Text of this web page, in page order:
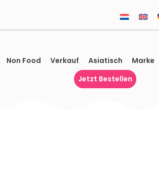
Non Food Verkauf Asiatisch Marke
Jetzt Bestellen